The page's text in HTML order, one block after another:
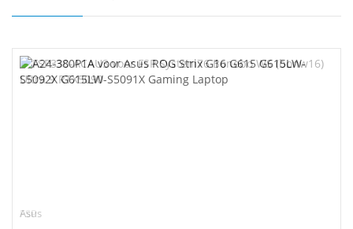
FSP
Asus